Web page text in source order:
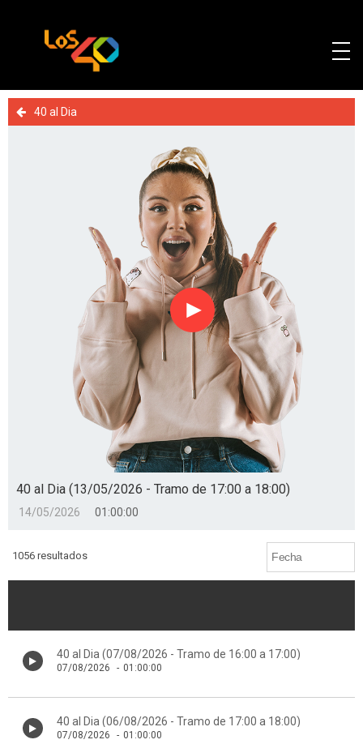
40 al Dia
Reproducir
40 al Dia (13/05/2026 - Tramo de 17:00 a 18:00)
14/05/2026 01:00:00
1056 resultados
40 al Dia (07/08/2026 - Tramo de 16:00 a 17:00)
07/08/2026 - 01:00:00
40 al Dia (06/08/2026 - Tramo de 17:00 a 18:00)
07/08/2026 - 01:00:00